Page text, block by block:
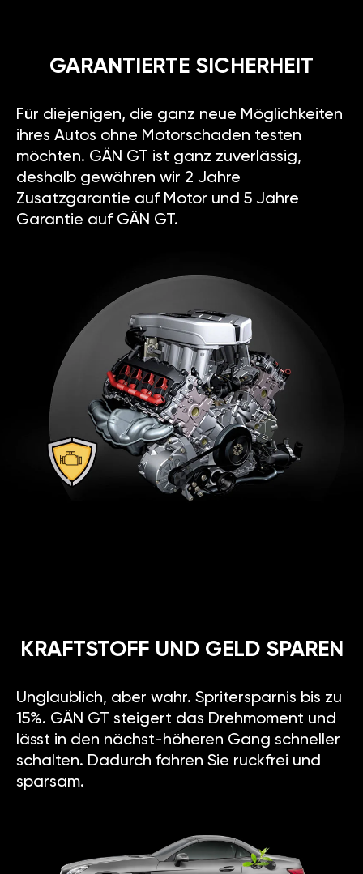
GARANTIERTE SICHERHEIT
Für diejenigen, die ganz neue Möglichkeiten
ihres Autos ohne Motorschaden testen
möchten. GÄN GT ist ganz zuverlässig,
deshalb gewähren wir 2 Jahre
Zusatzgarantie auf Motor und 5 Jahre
Garantie auf GÄN GT.
KRAFTSTOFF UND GELD SPAREN
Unglaublich, aber wahr. Spritersparnis bis zu
15%. GÄN GT steigert das Drehmoment und
lässt in den nächst-höheren Gang schneller
schalten. Dadurch fahren Sie ruckfrei und
sparsam.